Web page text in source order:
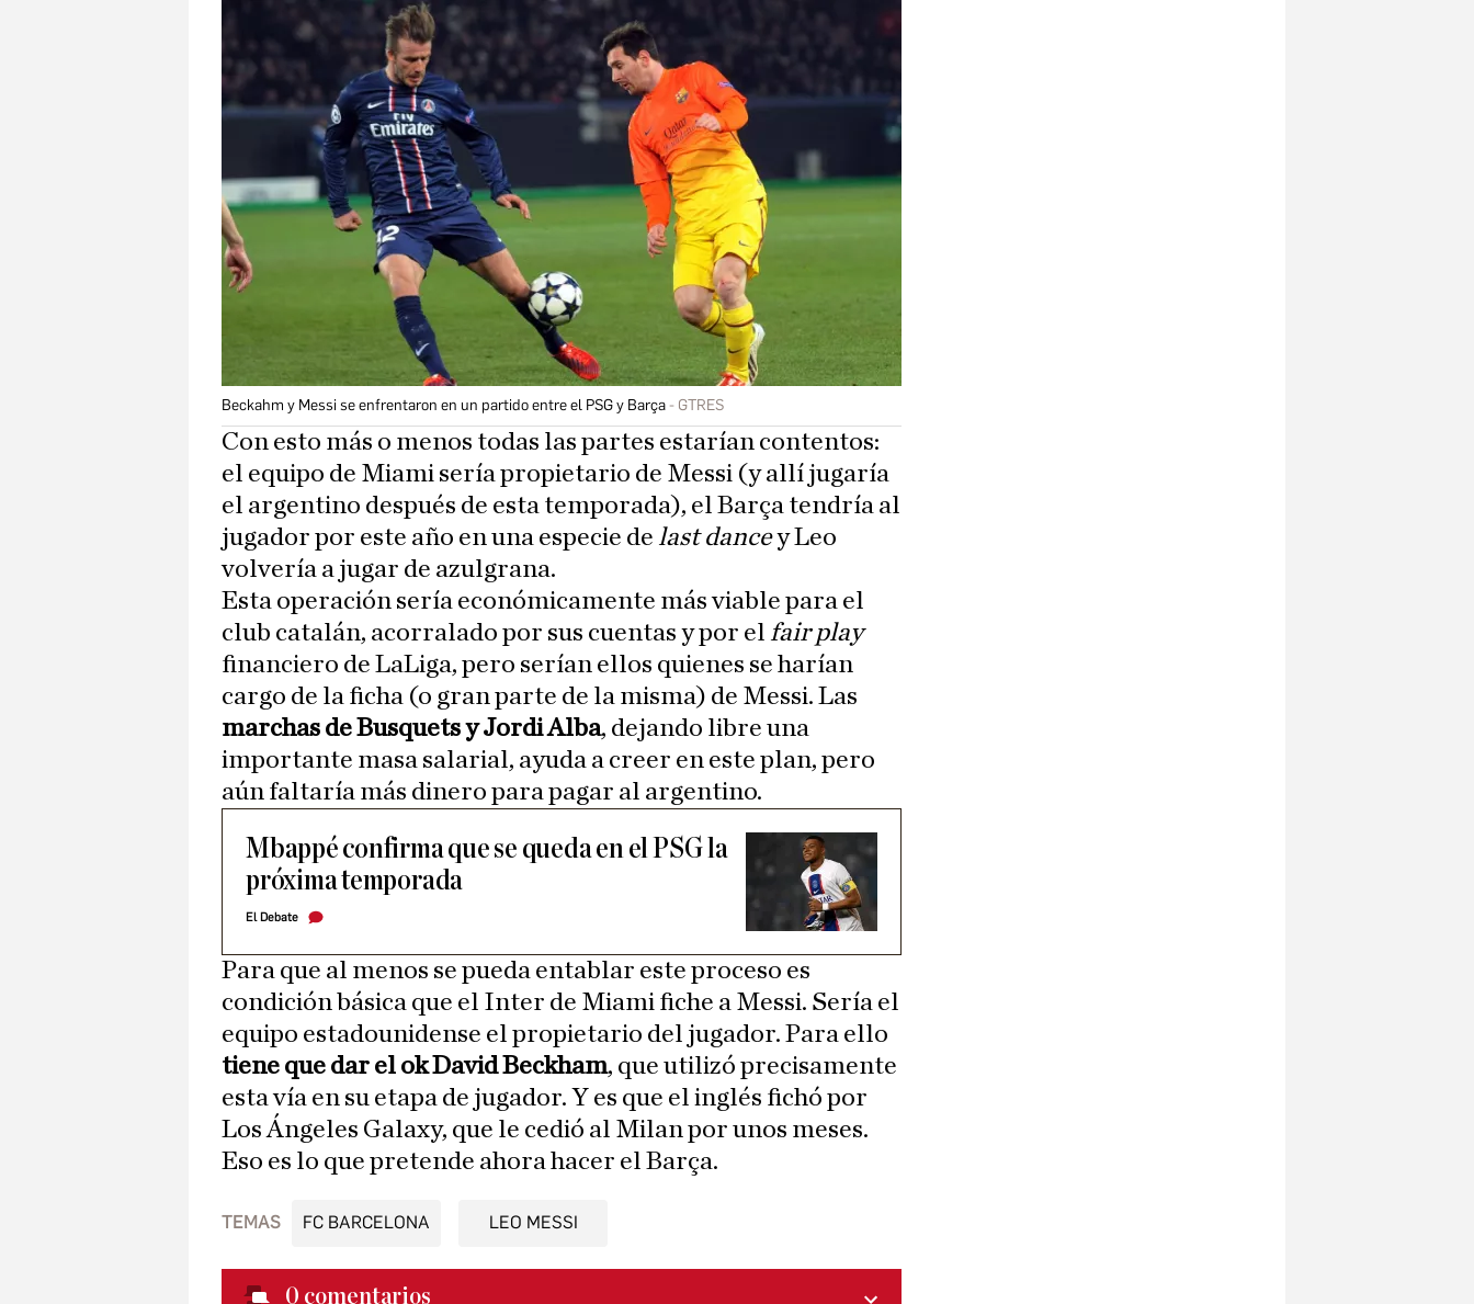
Beckahm y Messi se enfrentaron en un partido entre el PSG y Barça GTRES
Con esto más o menos todas las partes estarían contentos:
el equipo de Miami sería propietario de Messi (y allí jugaría
el argentino después de esta temporada), el Barça tendría al
jugador por este año en una especie de last dancey Leo
volvería a jugar de azulgrana.
Esta operación sería económicamente más viable para el
club catalán, acorralado por sus cuentas y por el fair play
financiero de LaLiga, pero serían ellos quienes se harían
cargo de la ficha (o gran parte de la misma) de Messi. Las
marchas de Busquets y Jordi Alba, dejando libre una
importante masa salarial, ayuda a creer en este plan, pero
aún faltaría más dinero para pagar al argentino.
Mbappé confirma que se queda en el PSG la
próxima temporada
El Debate
Para que al menos se pueda entablar este proceso es
condición básica que el Inter de Miami fiche a Messi. Sería el
equipo estadounidense el propietario del jugador. Para ello
tiene que dar el ok David Beckham, que utilizó precisamente
esta vía en su etapa de jugador. Y es que el inglés fichó por
Los Ángeles Galaxy, que le cedió al Milan por unos meses.
Eso es lo que pretende ahora hacer el Barça.
TEMAS FC BARCELONA LEO MESSI
0 comentarios